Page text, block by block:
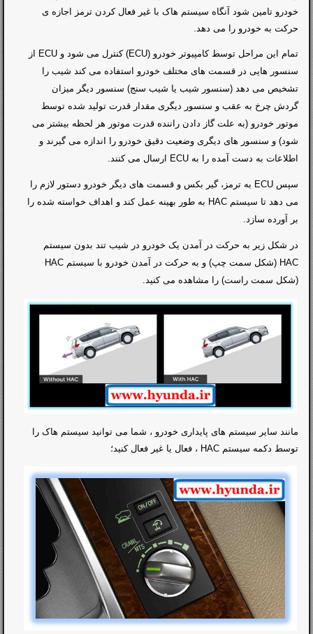
خودرو تامین شود آنگاه سیستم هاک با غیر فعال کردن ترمز اجازه ی
حرکت به خودرو را می دهد.
تمام این مراحل توسط کامپیوتر خودرو (ECU) کنترل می شود وECU از
سنسور هایی در قسمت های مختلف خودرو استفاده می کند شیب را
تشخیص می دهد (سنسور شیب یا شیب سنج) سنسور دیگر میزان
گردش چرخ به عقب و سنسور دیگری مقدار قدرت تولید شده توسط
موتور خودرو (به علت گاز دادن راننده قدرت موتور هر لحظه بیشتر می
شود) و سنسور های دیگری وضعیت دقیق خودرو را اندازه می گیرند و
اطلاعات به دست آمده را بهECU ارسال می کنند.
سپسECU به ترمز، گیر بکس و قسمت های دیگر خودرو دستور لازم را
می دهد تا سیستم HAC به طور بهینه عمل کند و اهداف خواسته شده را
بر آورده سازد.
در شکل زیر به حرکت در آمدن یک خودرو در شیب تند بدون سیستم
HAC (شکل سمت چپ) و به حرکت در آمدن خودرو با سیستمHAC
(شکل سمت راست) را مشاهده می کنید.
مانند سایر سیستم های پایداری خودرو ، شما می توانید سیستم هاک را
توسط دکمه سیستم HAC ، فعال یا غیر فعال کنید؛